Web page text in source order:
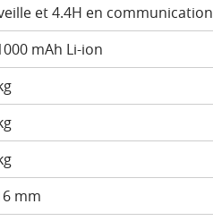
et 4.4H en communication
mAh Li-ion
mm